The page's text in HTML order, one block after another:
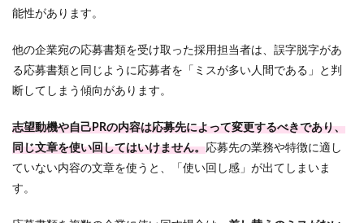
能性があります。
他の企業宛の応募書類を受け取った採用担当者は、誤字脱字があ
る応募書類と同じように応募者を「ミスが多い人間である」と判
断してしまう傾向があります。
志望動機や自己PRの内容は応募先によって変更するべきであり、
同じ文章を使い回してはいけません。応募先の業務や特徴に適し
ていない内容の文章を使うと、「使い回し感」が出てしまいま
す。